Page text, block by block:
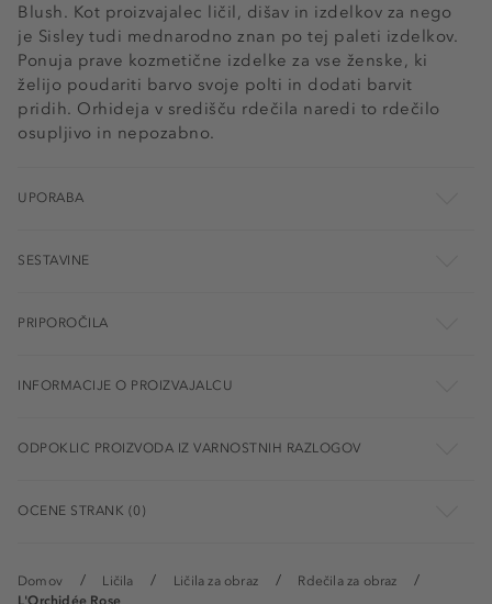
Domov Ličila Ličila za obraz
Rdečila za obraz
L'Orchidée Rose
Blush. Kot proizvajalec ličil, dišav in izdelkov za nego
je Sisley tudi mednarodno znan po tej paleti izdelkov.
Ponuja prave kozmetične izdelke za vse ženske, ki
želijo poudariti barvo svoje polti in dodati barvit
pridih. Orhideja v središču rdečila naredi to rdečilo
osupljivo in nepozabno.
UPORABA
SESTAVINE
PRIPOROČILA
INFORMACIJE O PROIZVAJALCU
ODPOKLIC PROIZVODA IZ VARNOSTNIH RAZLOGOV
OCENE STRANK (0)